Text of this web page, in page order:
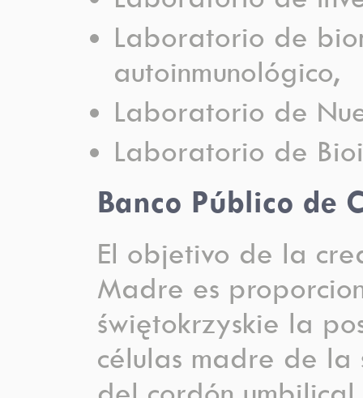
Laboratorio de
autoinmunológico,
Laboratorio de
Laboratorio de
Banco Público de
El objetivo de la
Madre es
świętokrzyskie la
células madre de la